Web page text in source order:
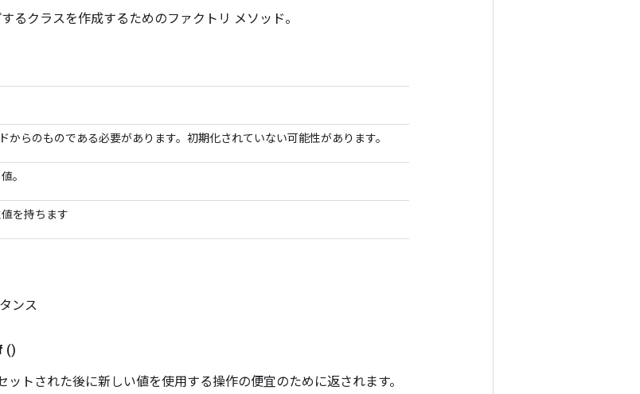
るクラスを作成するためのファクトリ メソッド。
からのものである必要があります。初期化されていない可能性があります。
。
を持ちます
ンス
()
ットされた後に新しい値を使用する操作の便宜のために返されます。